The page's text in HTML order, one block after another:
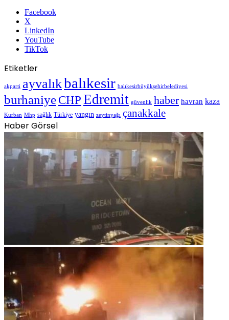
Facebook
X
LinkedIn
YouTube
TikTok
Etiketler
akparti ayvalıkbalıkesir balıkesirbüyükşehirbelediyesi
burhaniye CHP Edremit güvenlik haber havran kaza
Kurban Mhp sağlık Türkiye yangın zeytinyağı çanakkale
Haber Görsel